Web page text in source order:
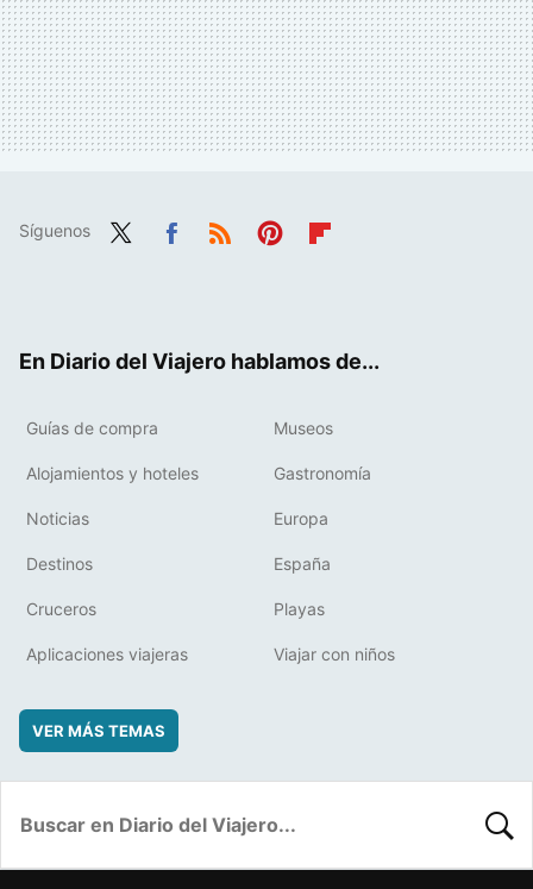
Síguenos
En Diario del Viajero hablamos de...
Guías de compra Museos
Alojamientos y hoteles Gastronomía
Noticias Europa
Destinos España
Cruceros Playas
Aplicaciones viajeras Viajar con niños
VER MÁS TEMAS